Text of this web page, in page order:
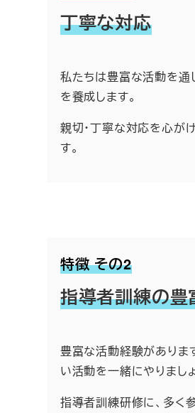
丁寧な対応
私たちは豊富な活動を通
を養成します。
親切・丁寧な対応を心が
す。
特徴 その2
指導者訓練の豊
豊富な活動経験がありま
い活動を一緒にやりましょ
指導者訓練研修に、多く